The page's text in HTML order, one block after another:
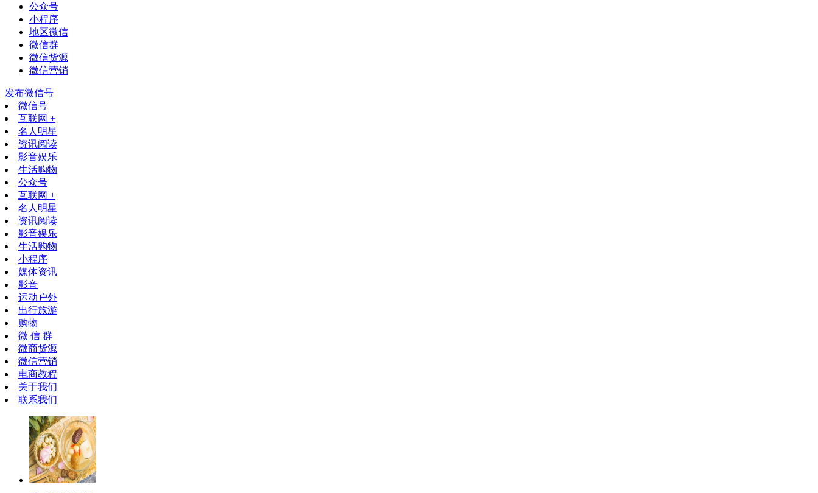
公众号
小程序
地区微信
微信群
微信货源
微信营销
发布微信号
微信号
互联网 +
名人明星
资讯阅读
影音娱乐
生活购物
公众号
互联网 +
名人明星
资讯阅读
影音娱乐
生活购物
小程序
媒体资讯
影音
运动户外
出行旅游
购物
微 信 群
微商货源
微信营销
电商教程
关于我们
联系我们